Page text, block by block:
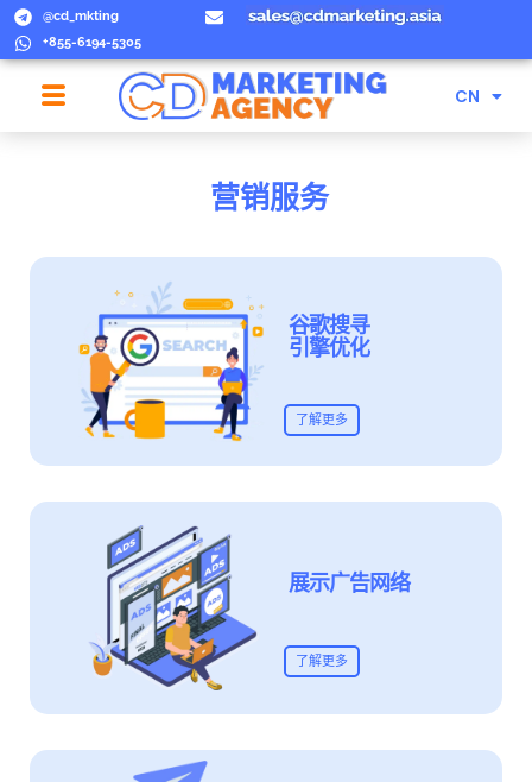
@cd_mkting
+855-6194-5305
CN
EN
TW
营销服务
谷歌搜寻
引擎优化
了解更多
展示广告网络
了解更多